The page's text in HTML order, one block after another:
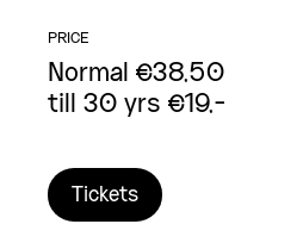
PRICE
Normal €38,50
till 30 yrs €19,-
Tickets